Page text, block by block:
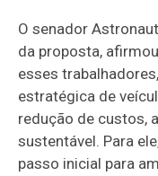
O senador
da proposta,
esses
estratégica de
redução de custos,
sustentável. Para
passo inicial para